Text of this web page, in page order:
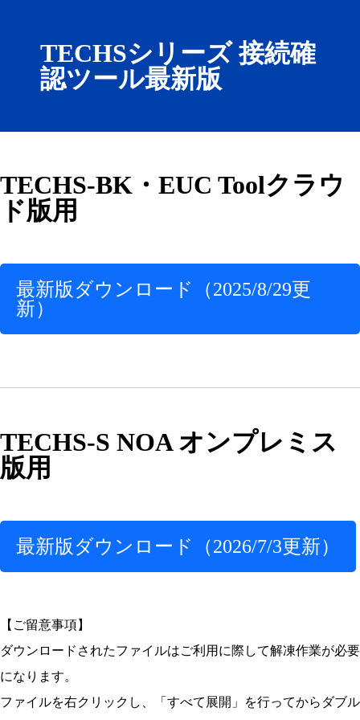
TECHSシリーズ 接続確
認ツール最新版
TECHS-BK・EUC Toolクラウ
ド版用
最新版ダウンロード（2025/8/29更
新）
TECHS-S NOA オンプレミス
版用
最新版ダウンロード（2026/7/3更新）
【ご留意事項】
ダウンロードされたファイルはご利用に際して解凍作業が必要
になります。
ファイルを右クリックし、「すべて展開」を行ってからダブル